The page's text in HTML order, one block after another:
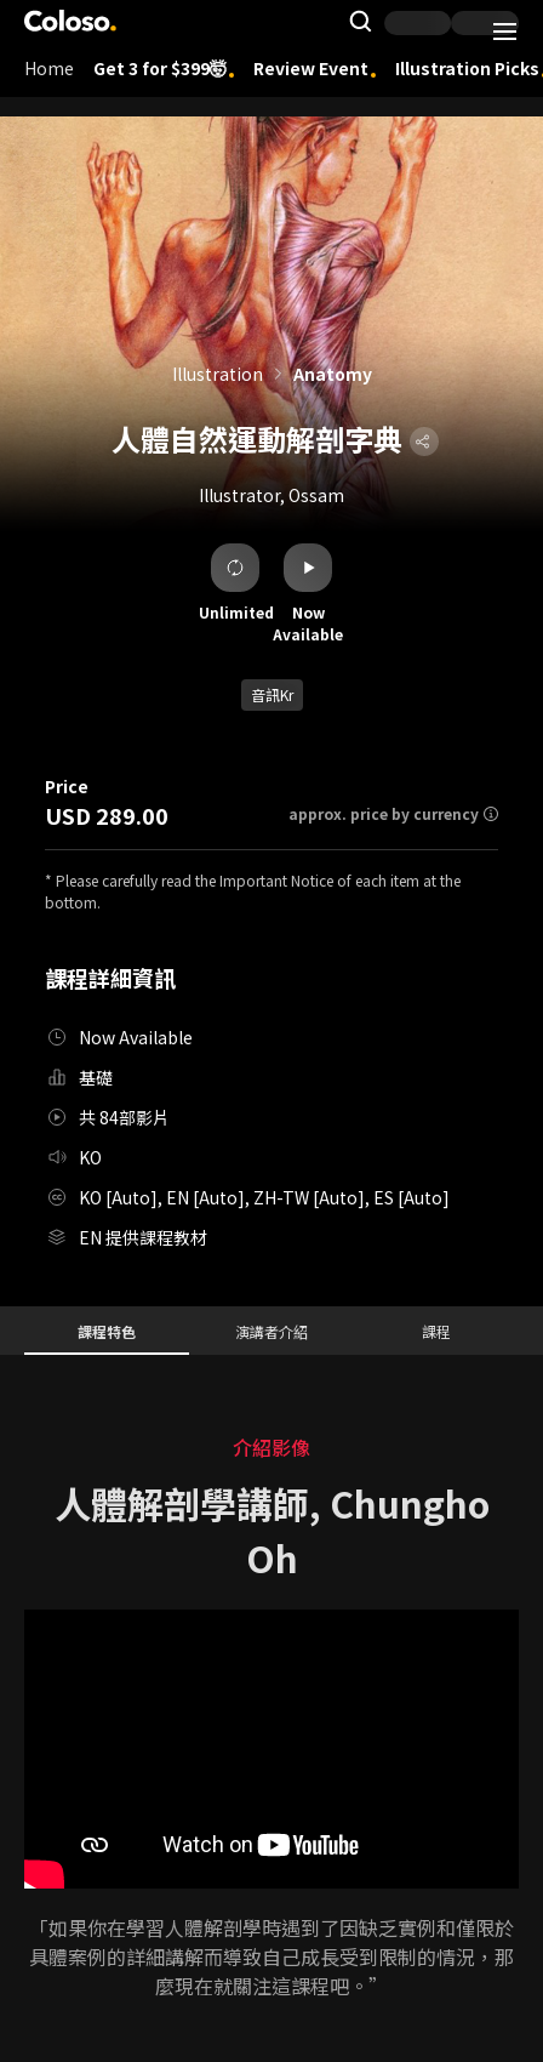
Coloso.
Search
Coloso Menu
Home Get 3 for $399🤯 Review Event Illustration Picks
人體自然運動解剖字典
Illustrator, Ossam
Illustration Anatomy
Unlimited
Now
Available
音訊Kr
課程詳細資訊
Now Available
基礎
共 84部影片
KO
KO [Auto], EN [Auto], ZH-TW [Auto], ES [Auto]
EN 提供課程教材
Price
USD 289.00 approx. price by currency
* Please carefully read the Important Notice of each item at the
bottom.
Configuration Information Shortcuts
課程特色 演講者介紹 課程
介紹影像
人體解剖學講師, Chungho
Oh
「如果你在學習人體解剖學時遇到了因缺乏實例和僅限於
具體案例的詳細講解而導致自己成長受到限制的情況，那
麼現在就關注這課程吧。”